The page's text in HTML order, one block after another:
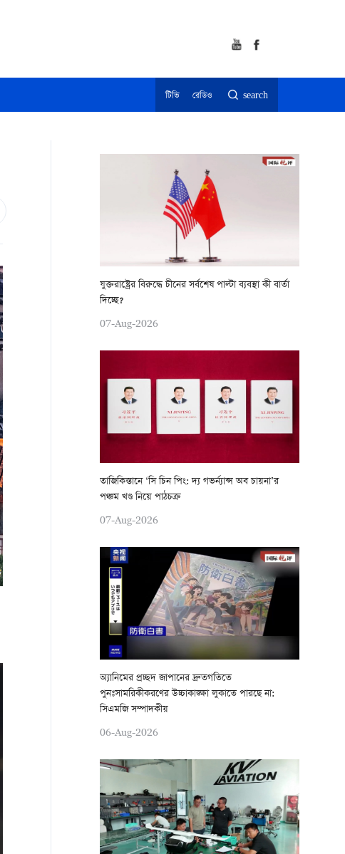
টিভি রেডিও search
যুক্তরাষ্ট্রের বিরুদ্ধে চীনের সর্বশেষ পাল্টা ব্যবস্থা কী বার্তা
দিচ্ছে?
07-Aug-2026
তাজিকিস্তানে ‘সি চিন পিং: দ্য গভর্ন্যান্স অব চায়না’র
পঞ্চম খণ্ড নিয়ে পাঠচক্র
07-Aug-2026
অ্যানিমের প্রচ্ছদ জাপানের দ্রুতগতিতে
পুনঃসামরিকীকরণের উচ্চাকাঙ্ক্ষা লুকাতে পারছে না:
সিএমজি সম্পাদকীয়
06-Aug-2026